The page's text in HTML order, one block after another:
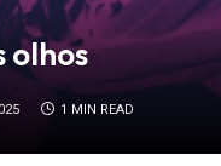
olhos
1 MIN READ